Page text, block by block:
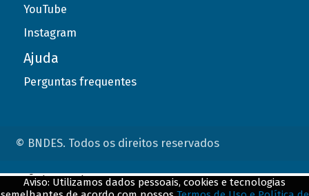
YouTube
Instagram
Ajuda
Perguntas frequentes
© BNDES. Todos os direitos reservados
Aviso: Utilizamos dados pessoais, cookies e tecnologias
ConteÃºdo complementar